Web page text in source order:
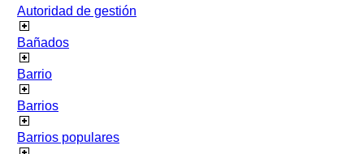
Autoridad de gestión
Bañados
Barrio
Barrios
Barrios populares